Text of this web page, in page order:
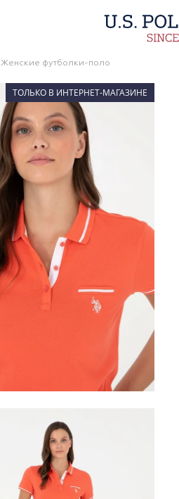
Женские футболки-поло
ТОЛЬКО В ИНТЕРНЕТ-МАГАЗИНЕ